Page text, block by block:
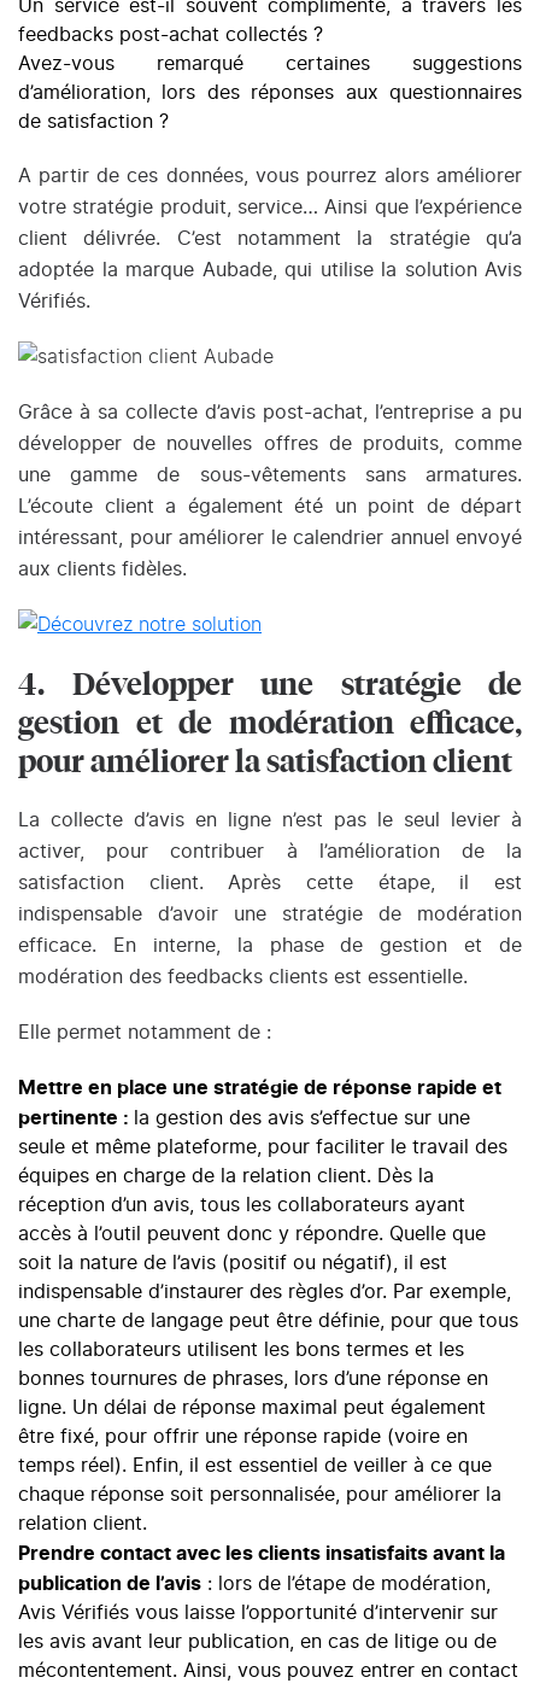
Un service est-il souvent complimenté, à travers les
feedbacks post-achat collectés ?
Avez-vous remarqué certaines suggestions
d’amélioration, lors des réponses aux questionnaires
de satisfaction ?
A partir de ces données, vous pourrez alors améliorer
votre stratégie produit, service… Ainsi que l’expérience
client délivrée. C’est notamment la stratégie qu’a
adoptée la marque Aubade, qui utilise la solution Avis
Vérifiés.
Grâce à sa collecte d’avis post-achat, l’entreprise a pu
développer de nouvelles offres de produits, comme
une gamme de sous-vêtements sans armatures.
L’écoute client a également été un point de départ
intéressant, pour améliorer le calendrier annuel envoyé
aux clients fidèles.
4. Développer une stratégie de
gestion et de modération efficace,
pour améliorer la satisfaction client
La collecte d’avis en ligne n’est pas le seul levier à
activer, pour contribuer à l’amélioration de la
satisfaction client. Après cette étape, il est
indispensable d’avoir une stratégie de modération
efficace. En interne, la phase de gestion et de
modération des feedbacks clients est essentielle.
Elle permet notamment de :
Mettre en place une stratégie de réponse rapide et
pertinente : la gestion des avis s’effectue sur une
seule et même plateforme, pour faciliter le travail des
équipes en charge de la relation client. Dès la
réception d’un avis, tous les collaborateurs ayant
accès à l’outil peuvent donc y répondre. Quelle que
soit la nature de l’avis (positif ou négatif), il est
indispensable d’instaurer des règles d’or. Par exemple,
une charte de langage peut être définie, pour que tous
les collaborateurs utilisent les bons termes et les
bonnes tournures de phrases, lors d’une réponse en
ligne. Un délai de réponse maximal peut également
être fixé, pour offrir une réponse rapide (voire en
temps réel). Enfin, il est essentiel de veiller à ce que
chaque réponse soit personnalisée, pour améliorer la
relation client.
Prendre contact avec les clients insatisfaits avant la
publication de l’avis : lors de l’étape de modération,
Avis Vérifiés vous laisse l’opportunité d’intervenir sur
les avis avant leur publication, en cas de litige ou de
mécontentement. Ainsi, vous pouvez entrer en contact